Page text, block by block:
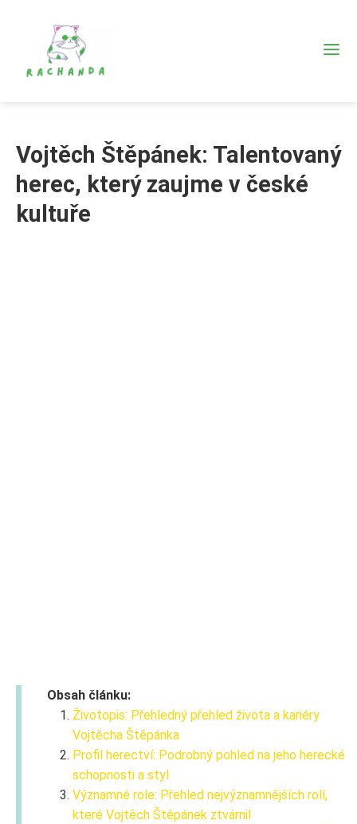
Vojtěch Štěpánek: Talentovaný
herec, který zaujme v české
kultuře
Obsah článku:
Životopis: Přehledný přehled života a kariéry
Vojtěcha Štěpánka
Profil herectví: Podrobný pohled na jeho herecké
schopnosti a styl
Významné role: Přehled nejvýznamnějších rolí,
které Vojtěch Štěpánek ztvárnil